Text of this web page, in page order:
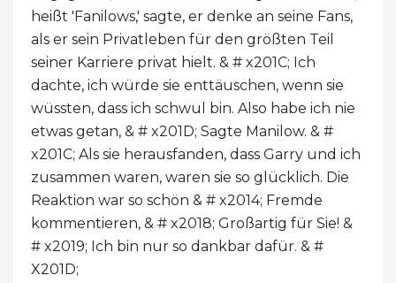
heißt 'Fanilows,' sagte, er denke an seine Fans,
als er sein Privatleben für den größten Teil
seiner Karriere privat hielt. & # x201C; Ich
dachte, ich würde sie enttäuschen, wenn sie
wüssten, dass ich schwul bin. Also habe ich nie
etwas getan, & # x201D; Sagte Manilow. & #
x201C; Als sie herausfanden, dass Garry und ich
zusammen waren, waren sie so glücklich. Die
Reaktion war so schön & # x2014; Fremde
kommentieren, & # x2018; Großartig für Sie! &
# x2019; Ich bin nur so dankbar dafür. & #
X201D;